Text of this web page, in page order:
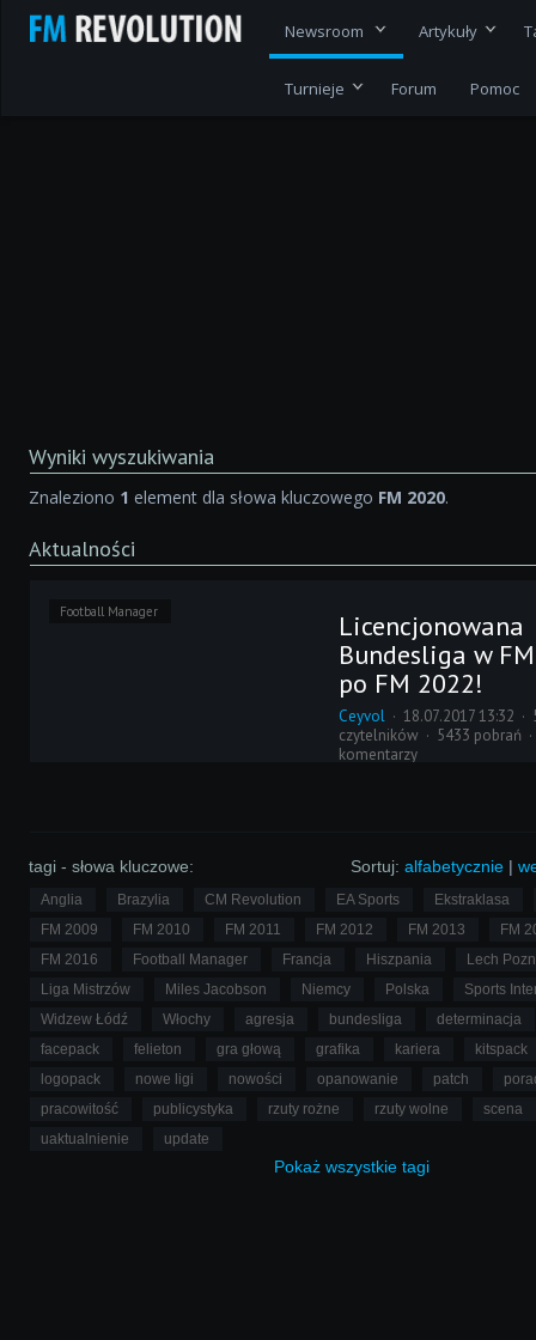
Newsroom Artykuły
Turnieje Forum Pomoc
Wyniki wyszukiwania
Znaleziono 1 element dla słowa kluczowego FM 2020.
Aktualności
Football Manager
Licencjonowana
Bundesliga w
po FM 2022!
Ceyvol 18.07.2017 13:32
czytelników
5433 pobrań
komentarzy
2018/2019.
Sortuj: alfabetycznie |
tagi - słowa kluczowe:
Anglia Brazylia CM Revolution EA Sports
Ekstraklasa
FM 2009
FM 2010 FM 2011 FM 2012 FM 2013
FM
FM 2016
Football Manager Francja Hiszpania
Lech
Liga Mistrzów
Miles Jacobson Niemcy Polska
Sports
Widzew Łódź
Włochy agresja bundesliga
determinacja
facepack
felieton gra głową grafika kariera
kitspack
logopack
nowe ligi nowości opanowanie patch
pracowitość
publicystyka rzuty rożne rzuty wolne
scena
uaktualnienie
update
Pokaż wszystkie tagi